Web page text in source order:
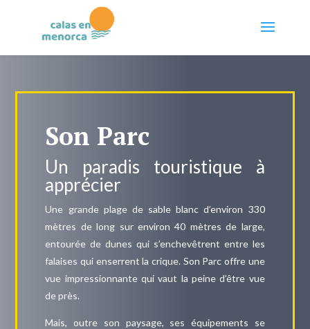
Son Parc
Un paradis touristique à
apprécier
Une grande plage de sable blanc d’environ 330
mètres de long sur environ 40 mètres de large,
entourée de dunes qui s’enchevêtrent entre les
falaises qui enserrent la crique. Son Parc offre une
vue impressionnante qui vaut la peine d’être vue
de près.
Mais, outre son paysage, ses équipements se